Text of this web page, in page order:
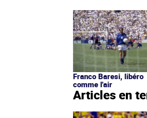
Franco Baresi, libéro
comme l'air
Articles en